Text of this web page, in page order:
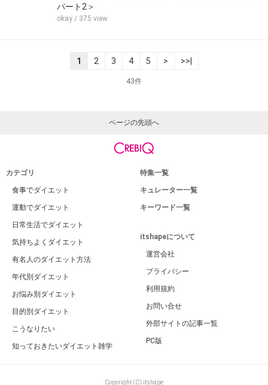
パート2＞
okay / 375 view
1 2 3 4 5 > >>|
43件
ページの先頭へ
カテゴリ
食事でダイエット
運動でダイエット
日常生活でダイエット
気持ちよくダイエット
有名人のダイエット方法
年代別ダイエット
お悩み別ダイエット
目的別ダイエット
こうなりたい
知っておきたいダイエット雑学
特集一覧
キュレーター一覧
キーワード一覧
itshapeについて
運営会社
プライバシー
利用規約
お問い合せ
外部サイトの記事一覧
PC版
Copyright (C) itshape